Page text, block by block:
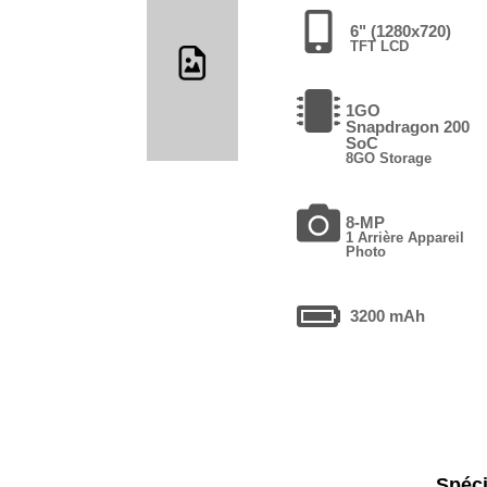
6" (1280x720)
TFT LCD
1GO
Snapdragon 200
SoC
8GO Storage
8-MP
1 Arrière Appareil
Photo
3200 mAh